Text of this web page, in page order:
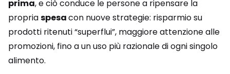
prima, e ciò conduce le persone a ripensare la
propriaspesacon nuove strategie: risparmio su
prodotti ritenuti “superflui”, maggiore attenzione alle
promozioni, fino a un uso più razionale di ogni singolo
alimento.